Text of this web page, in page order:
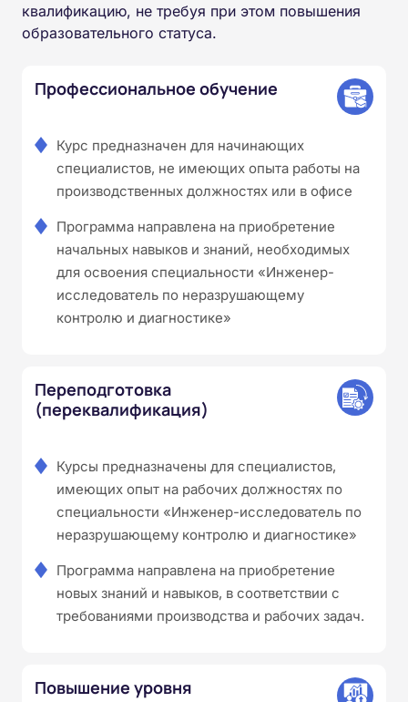
квалификацию, не требуя при этом повышения
образовательного статуса.
Профессиональное обучение
Курс предназначен для начинающих
специалистов, не имеющих опыта работы на
производственных должностях или в офисе
Программа направлена на приобретение
начальных навыков и знаний, необходимых
для освоения специальности «Инженер-
исследователь по неразрушающему
контролю и диагностике»
Переподготовка
(переквалификация)
Курсы предназначены для специалистов,
имеющих опыт на рабочих должностях по
специальности «Инженер-исследователь по
неразрушающему контролю и диагностике»
Программа направлена на приобретение
новых знаний и навыков, в соответствии с
требованиями производства и рабочих задач.
Повышение уровня